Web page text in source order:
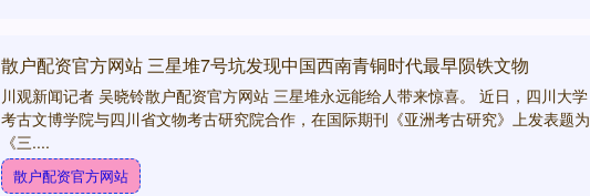
散户配资官方网站 三星堆7号坑发现中国西南青铜时代最早陨铁文物
川观新闻记者 吴晓铃散户配资官方网站 三星堆永远能给人带来惊喜。 近日，四川大学
考古文博学院与四川省文物考古研究院合作，在国际期刊《亚洲考古研究》上发表题为
《三....
散户配资官方网站